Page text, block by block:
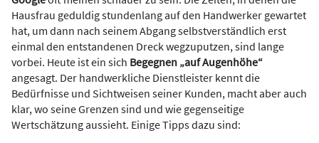
Hausfrau geduldig stundenlang auf den Handwerker gewartet
hat, um dann nach seinem Abgang selbstverständlich erst
einmal den entstandenen Dreck wegzuputzen, sind lange
vorbei. Heute ist ein sich Begegnen „auf Augenhöhe“
angesagt. Der handwerkliche Dienstleister kennt die
Bedürfnisse und Sichtweisen seiner Kunden, macht aber auch
klar, wo seine Grenzen sind und wie gegenseitige
Wertschätzung aussieht. Einige Tipps dazu sind: